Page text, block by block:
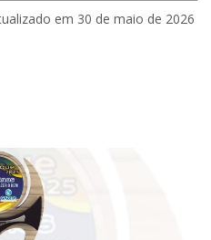
em 30 de maio de 2026